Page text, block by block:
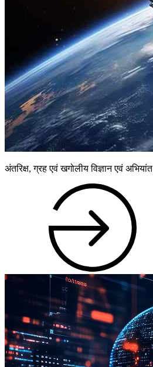
अंतरिक्ष, ग्रह एवं खगोलीय विज्ञान एवं अभियांत